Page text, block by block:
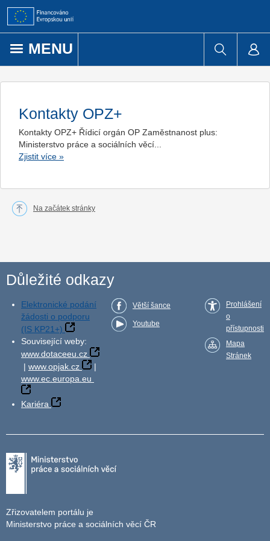
Přejít k obsahu
MENU
Kontakty OPZ+
Kontakty OPZ+ Řídicí orgán OP Zaměstnanost plus:
Ministerstvo práce a sociálních věcí...
Zjistit více »
Na začátek stránky
Důležité odkazy
Elektronické podání
žádosti o podporu
(IS KP21+)
Související weby:
www.dotaceeu.cz
| www.opjak.cz
|
www.ec.europa.eu
Kariéra
Větší šance
Youtube
Prohlášení
o
přístupnosti
Mapa
Stránek
Zřizovatelem portálu je
Ministerstvo práce a sociálních věcí ČR